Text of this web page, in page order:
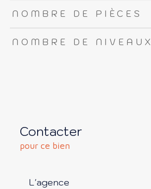
NOMBRE DE PIÈCES
NOMBRE DE NIVEAUX
Contacter
pour ce bien
L'agence